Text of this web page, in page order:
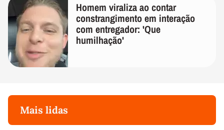
Homem viraliza ao contar
constrangimento em interação
com entregador: 'Que
humilhação'
Mais lidas